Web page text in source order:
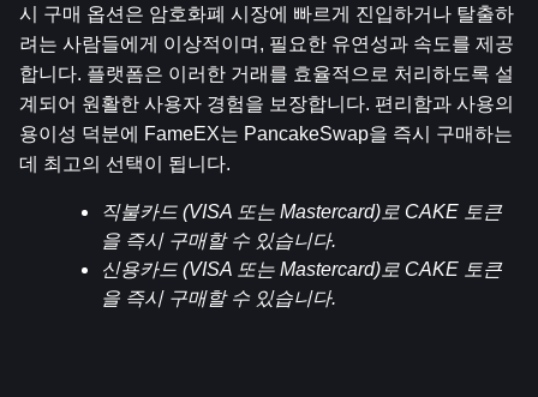
시 구매 옵션은 암호화폐 시장에 빠르게 진입하거나 탈출하
려는 사람들에게 이상적이며, 필요한 유연성과 속도를 제공
합니다. 플랫폼은 이러한 거래를 효율적으로 처리하도록 설
계되어 원활한 사용자 경험을 보장합니다. 편리함과 사용의
용이성 덕분에 FameEX는 PancakeSwap을 즉시 구매하는
데 최고의 선택이 됩니다.
직불카드 (VISA 또는 Mastercard)로 CAKE 토큰
을 즉시 구매할 수 있습니다.
신용카드 (VISA 또는 Mastercard)로 CAKE 토큰
을 즉시 구매할 수 있습니다.